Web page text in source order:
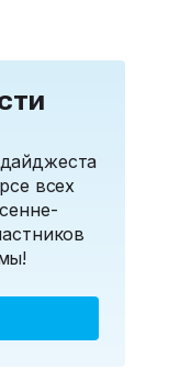
всех